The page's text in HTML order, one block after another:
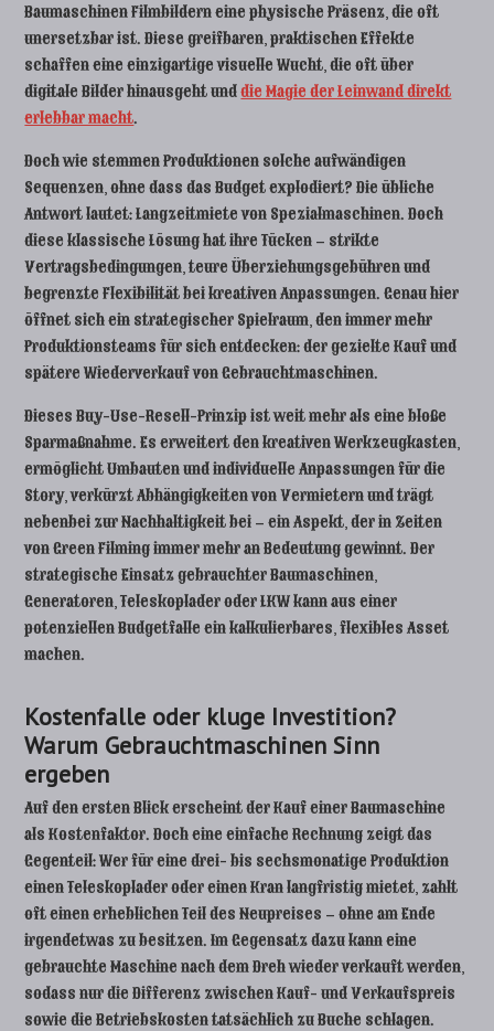
Baumaschinen Filmbildern eine physische Präsenz, die oft
unersetzbar ist. Diese greifbaren, praktischen Effekte
schaffen eine einzigartige visuelle Wucht, die oft über
digitale Bilder hinausgeht unddie Magie der Leinwand direkt
erlebbar macht.
Doch wie stemmen Produktionen solche aufwändigen
Sequenzen, ohne dass das Budget explodiert? Die übliche
Antwort lautet: Langzeitmiete von Spezialmaschinen. Doch
diese klassische Lösung hat ihre Tücken – strikte
Vertragsbedingungen, teure Überziehungsgebühren und
begrenzte Flexibilität bei kreativen Anpassungen. Genau hier
öffnet sich ein strategischer Spielraum, den immer mehr
Produktionsteams für sich entdecken: der gezielte Kauf und
spätere Wiederverkauf von Gebrauchtmaschinen.
Dieses Buy-Use-Resell-Prinzip ist weit mehr als eine bloße
Sparmaßnahme. Es erweitert den kreativen Werkzeugkasten,
ermöglicht Umbauten und individuelle Anpassungen für die
Story, verkürzt Abhängigkeiten von Vermietern und trägt
nebenbei zur Nachhaltigkeit bei – ein Aspekt, der in Zeiten
von Green Filming immer mehr an Bedeutung gewinnt. Der
strategische Einsatz gebrauchter Baumaschinen,
Generatoren, Teleskoplader oder LKW kann aus einer
potenziellen Budgetfalle ein kalkulierbares, flexibles Asset
machen.
Kostenfalle oder kluge Investition?
Warum Gebrauchtmaschinen Sinn
ergeben
Auf den ersten Blick erscheint der Kauf einer Baumaschine
als Kostenfaktor. Doch eine einfache Rechnung zeigt das
Gegenteil: Wer für eine drei- bis sechsmonatige Produktion
einen Teleskoplader oder einen Kran langfristig mietet, zahlt
oft einen erheblichen Teil des Neupreises – ohne am Ende
irgendetwas zu besitzen. Im Gegensatz dazu kann eine
gebrauchte Maschine nach dem Dreh wieder verkauft werden,
sodass nur die Differenz zwischen Kauf- und Verkaufspreis
sowie die Betriebskosten tatsächlich zu Buche schlagen.